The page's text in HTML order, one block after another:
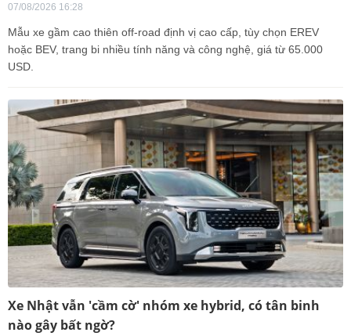
07/08/2026 16:28
Mẫu xe gầm cao thiên off-road định vị cao cấp, tùy chọn EREV
hoặc BEV, trang bi nhiều tính năng và công nghệ, giá từ 65.000
USD.
Xe Nhật vẫn 'cầm cờ' nhóm xe hybrid, có tân binh
nào gây bất ngờ?